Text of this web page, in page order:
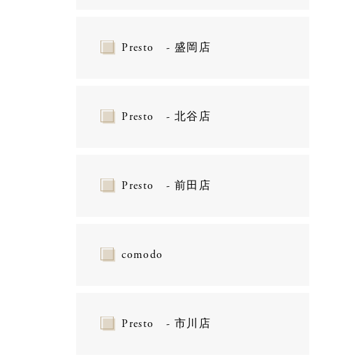
Presto - 盛岡店
Presto - 北谷店
Presto - 前田店
comodo
Presto - 市川店